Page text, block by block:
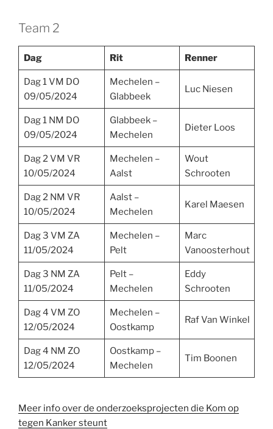
Team 2
Dag Rit Renner
Dag 1 VM DO
09/05/2024
Mechelen –
Glabbeek
Luc Niesen
Dag 1 NM DO
09/05/2024
Glabbeek –
Mechelen
Dieter Loos
Dag 2 VM VR
10/05/2024
Mechelen –
Aalst
Wout
Schrooten
Dag 2 NM VR
10/05/2024
Aalst –
Mechelen
Karel Maesen
Dag 3 VM ZA
11/05/2024
Mechelen –
Pelt
Marc
Vanoosterhout
Dag 3 NM ZA
11/05/2024
Pelt –
Mechelen
Eddy
Schrooten
Dag 4 VM ZO
12/05/2024
Mechelen –
Oostkamp
Raf Van Winkel
Dag 4 NM ZO
12/05/2024
Oostkamp –
Mechelen
Tim Boonen
Meer info over de onderzoeksprojecten die Kom op
tegen Kanker steunt